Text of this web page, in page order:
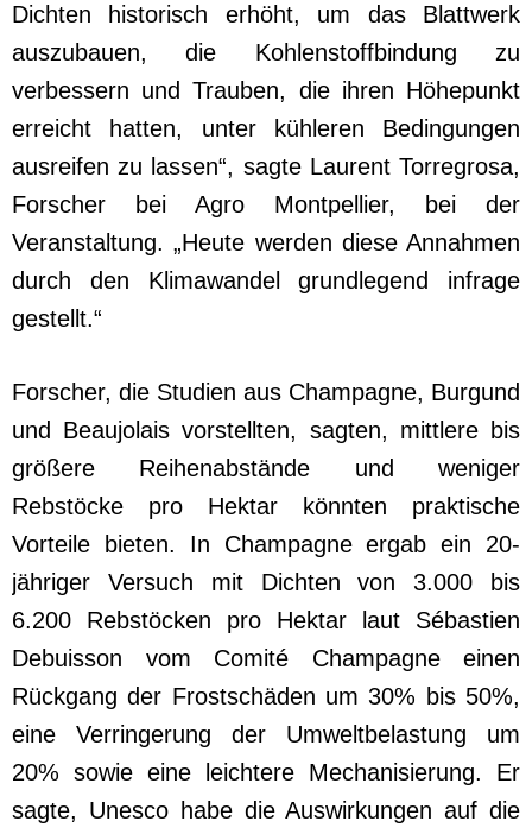
Dichten historisch erhöht, um das Blattwerk
auszubauen, die Kohlenstoffbindung zu
verbessern und Trauben, die ihren Höhepunkt
erreicht hatten, unter kühleren Bedingungen
ausreifen zu lassen“, sagte Laurent Torregrosa,
Forscher bei Agro Montpellier, bei der
Veranstaltung. „Heute werden diese Annahmen
durch den Klimawandel grundlegend infrage
gestellt.“
Forscher, die Studien aus Champagne, Burgund
und Beaujolais vorstellten, sagten, mittlere bis
größere Reihenabstände und weniger
Rebstöcke pro Hektar könnten praktische
Vorteile bieten. In Champagne ergab ein 20-
jähriger Versuch mit Dichten von 3.000 bis
6.200 Rebstöcken pro Hektar laut Sébastien
Debuisson vom Comité Champagne einen
Rückgang der Frostschäden um 30% bis 50%,
eine Verringerung der Umweltbelastung um
20% sowie eine leichtere Mechanisierung. Er
sagte, Unesco habe die Auswirkungen auf die